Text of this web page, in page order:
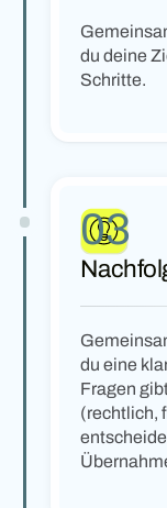
du deine
Schritte.
03
du eine
Fragen
(rechtlich,